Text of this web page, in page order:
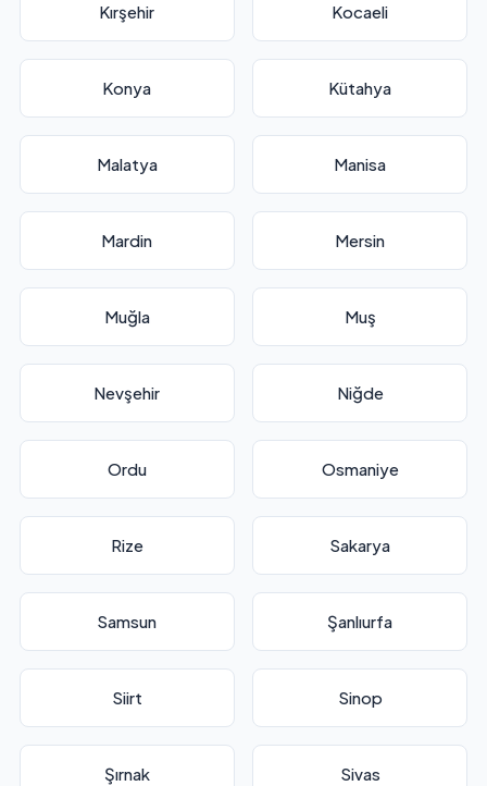
Kırşehir Kocaeli
Konya Kütahya
Malatya Manisa
Mardin Mersin
Muğla Muş
Nevşehir Niğde
Ordu Osmaniye
Rize Sakarya
Samsun Şanlıurfa
Siirt Sinop
Şırnak Sivas